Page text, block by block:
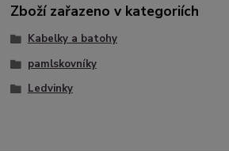
Zboží zařazeno v kategoriích
Kabelky a batohy
pamlskovníky
Ledvinky